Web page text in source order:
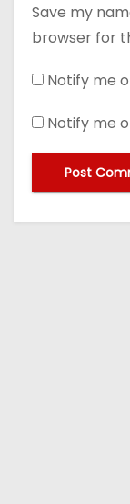
Save my
browser for
Notify me
Notify me